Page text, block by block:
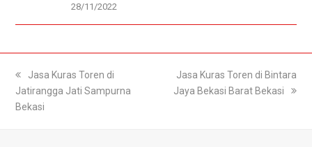
28/11/2022
previous
post:
Jasa Kuras Toren di
Jatirangga Jati Sampurna
Bekasi
next
post:
Jasa Kuras Toren di Bintara
Jaya Bekasi Barat Bekasi